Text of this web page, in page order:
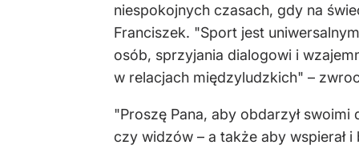
niespokojnych czasach, gdy na
Franciszek. "Sport jest
osób, sprzyjania dialogowi i
w relacjach międzyludzkich" –
"Proszę Pana, aby obdarzył
czy widzów – a także aby wspierał